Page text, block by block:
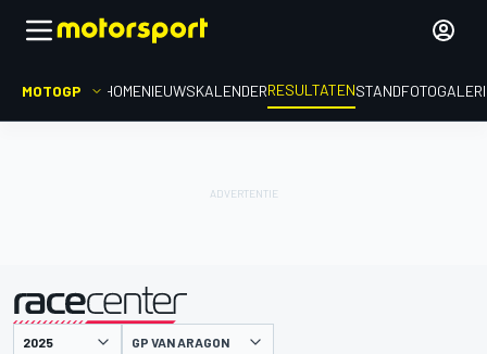
MOTOGP HOMENIEUWSKALENDERRESULTATENSTAND
gepresenteerd door GP VAN ARAGON